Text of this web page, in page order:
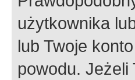
użytkownika
lub Twoje
powodu. Jeżeli